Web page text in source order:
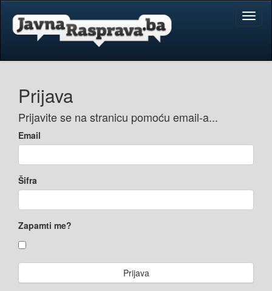
Prijava
Prijavite se na stranicu pomoću email-a...
Email
Šifra
Zapamti me?